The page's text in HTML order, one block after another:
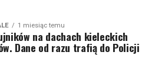
1 miesiąc temu
na dachach kieleckich
Dane od razu trafią do Policji